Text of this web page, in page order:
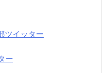
ツイッター
ー